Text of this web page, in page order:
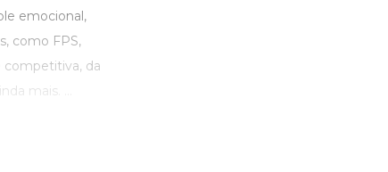
emocional,
como FPS,
competitiva, da
mais. ...